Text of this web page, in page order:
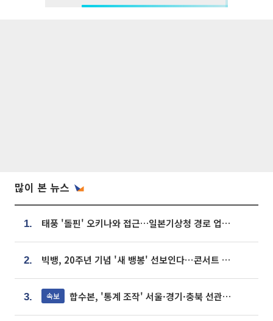
많이 본 뉴스
1. 태풍 '돌핀' 오키나와 접근…일본기상청 경로 업데이트
2. 빅뱅, 20주년 기념 '새 뱅봉' 선보인다⋯콘서트 앞두고 팝업 개최
3. 속보 합수본, '통계 조작' 서울·경기·충북 선관위 등 추가 압수수색